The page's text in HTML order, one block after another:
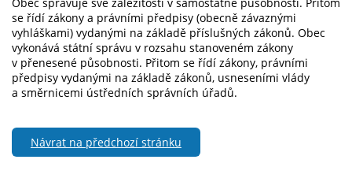
se řídí zákony a právními předpisy (obecně závaznými
vyhláškami) vydanými na základě příslušných zákonů. Obec
vykonává státní správu v rozsahu stanoveném zákony
v přenesené působnosti. Přitom se řídí zákony, právními
předpisy vydanými na základě zákonů, usneseními vlády
a směrnicemi ústředních správních úřadů.
Návrat na předchozí stránku